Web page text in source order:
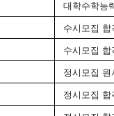
대학수학능
수시모집 합
수시모집
정시모집
정시모집 합